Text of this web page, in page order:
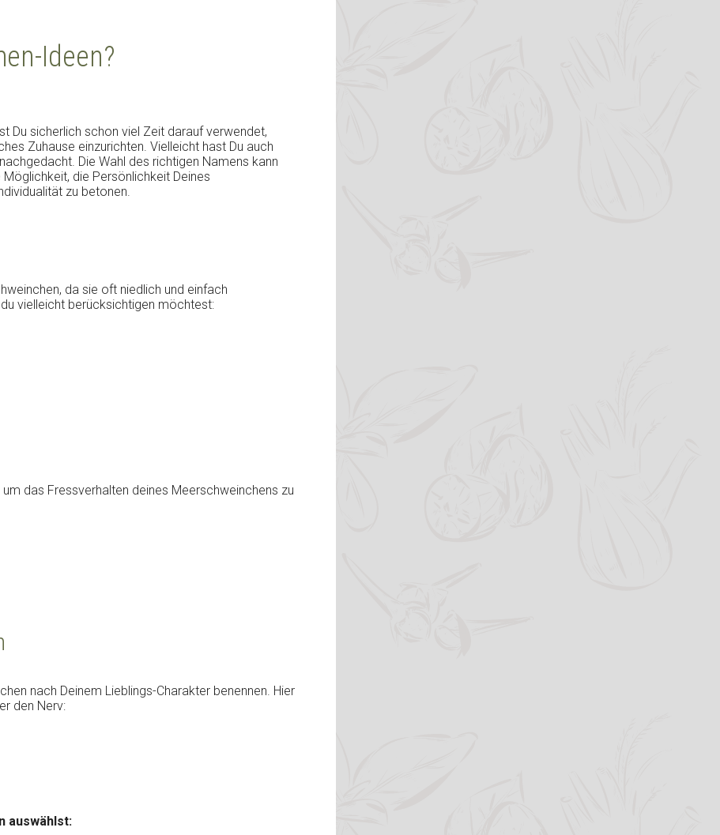
Ideen?
Du sicherlich schon viel Zeit darauf verwendet,
Zuhause einzurichten. Vielleicht hast Du auch
Die Wahl des richtigen Namens kann
die Persönlichkeit Deines
zu betonen.
da sie oft niedlich und einfach
vielleicht berücksichtigen möchtest:
das Fressverhalten deines Meerschweinchens zu
nach Deinem Lieblings-Charakter benennen. Hier
den Nerv:
auswählst: